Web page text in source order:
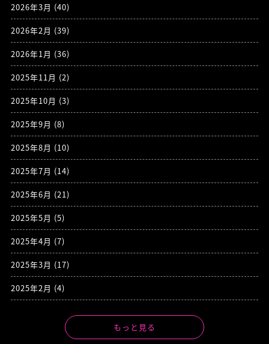
2026年3月 (40)
2026年2月 (39)
2026年1月 (36)
2025年11月 (2)
2025年10月 (3)
2025年9月 (8)
2025年8月 (10)
2025年7月 (14)
2025年6月 (21)
2025年5月 (5)
2025年4月 (7)
2025年3月 (17)
2025年2月 (4)
もっと見る